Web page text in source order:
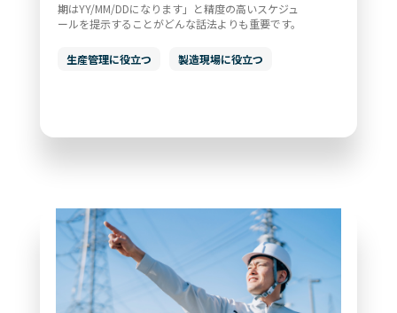
期はYY/MM/DDになります」と精度の高いスケジュ
ールを提示することがどんな話法よりも重要です。
生産管理に役立つ 製造現場に役立つ